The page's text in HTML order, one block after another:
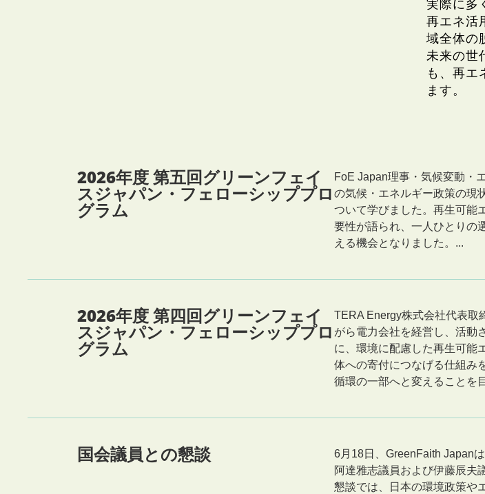
実際に多
再エネ活
域全体の
未来の世
も、再エ
ます。
2026年度 第五回グリーンフェイ
スジャパン・フェローシッププロ
グラム
FoE Japan理事・気候変動・
の気候・エネルギー政策の現
ついて学びました。再生可能
要性が語られ、一人ひとりの
える機会となりました。...
2026年度 第四回グリーンフェイ
スジャパン・フェローシッププロ
グラム
TERA Energy株式会社代表取
がら電力会社を経営し、活動
に、環境に配慮した再生可能
体への寄付につなげる仕組み
循環の一部へと変えることを
国会議員との懇談
6月18日、GreenFaith Japan
阿達雅志議員および伊藤辰夫
懇談では、日本の環境政策や